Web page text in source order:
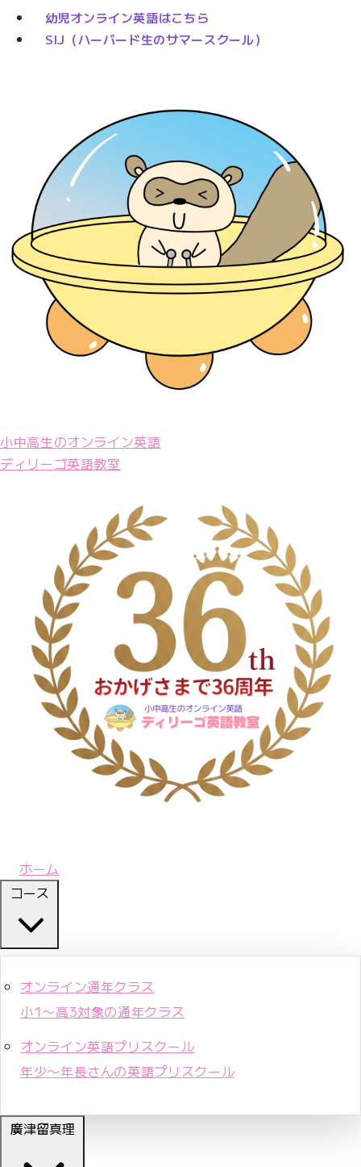
幼児オンライン英語はこちら
SIJ（ハーバード生のサマースクール）
小中高生のオンライン英語
ディリーゴ英語教室
ホーム
コース
オンライン通年クラス
小1〜高3対象の通年クラス
オンライン英語プリスクール
年少〜年長さんの英語プリスクール
廣津留真理